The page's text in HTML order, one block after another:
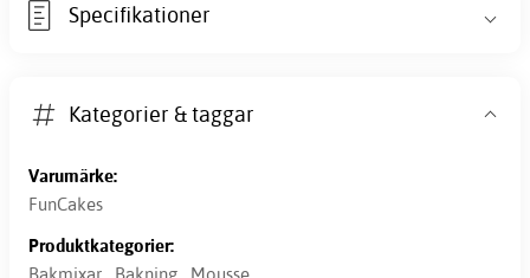
Specifikationer
Kategorier & taggar
Varumärke:
FunCakes
Produktkategorier: